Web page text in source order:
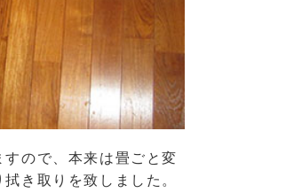
ので、本来は畳ごと変
き取りを致しました。